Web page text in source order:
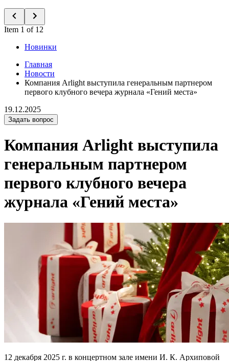
Item 1 of 12
Новинки
Главная
Новости
Компания Arlight выступила генеральным партнером
первого клубного вечера журнала «Гений места»
19.12.2025
Задать вопрос
Компания Arlight выступила
генеральным партнером
первого клубного вечера
журнала «Гений места»
12 декабря 2025 г. в концертном зале имени И. К. Архиповой